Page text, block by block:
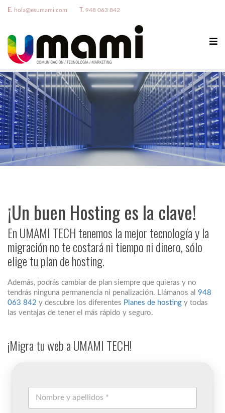
E. hola@esumami.com T. 948 063 842
¡Un buen Hosting es la clave!
En UMAMI TECH tenemos la mejor tecnología y la
migración no te costará ni tiempo ni dinero, sólo
elige tu plan de hosting.
Además, podrás cambiar de plan siempre que quieras y no
tendrás ninguna permanencia ni penalización. Llámanos al 948
063 842 y descubre los diferentes Planes de hosting y todas
las ventajas de tener el más rápido y seguro.
¡Migra tu web a UMAMI TECH!